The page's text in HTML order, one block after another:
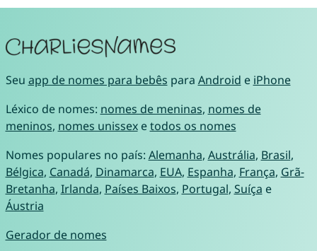
Seu app de nomes para bebês para Android e iPhone
Léxico de nomes: nomes de meninas, nomes de
meninos, nomes unissexetodos os nomes
Nomes populares no país: Alemanha, Austrália, Brasil,
Bélgica, Canadá, Dinamarca, EUA, Espanha, França, Grã-
Bretanha, Irlanda, Países Baixos, Portugal, Suíça e
Áustria
Gerador de nomes